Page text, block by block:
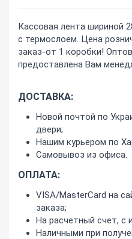
Кассовая лента шириной
с термослоем. Цена
заказ-от 1 коробки!
предоставлена Вам
ДОСТАВКА:
Новой почтой по
двери;
Нашим курьером по
Самовывоз из офиса.
ОПЛАТА:
VISA/MasterCard на
заказа;
На расчетный счет, с
Наличными при